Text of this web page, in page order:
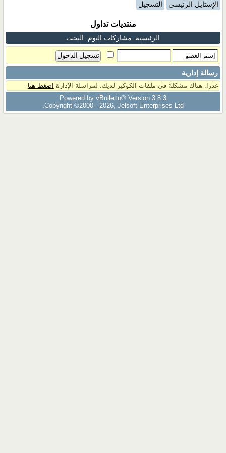
الإستايل الرئيسي التسجيل
منتديات تداول
الرئيسية مشاركات اليوم البحث
رسالة إدارية
عذرا. هناك مشكلة فى ملفات الكوكيز لديك. لمراسلة الإدارة اضغط هنا
Powered by vBulletin® Version 3.8.3
Copyright ©2000 - 2026, Jelsoft Enterprises Ltd.